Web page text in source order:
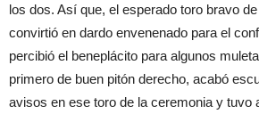
los dos. Así que, el esperado toro bravo
convirtió en dardo envenenado para el
percibió el beneplácito para algunos
primero de buen pitón derecho, acabó
avisos en ese toro de la ceremonia y tuvo